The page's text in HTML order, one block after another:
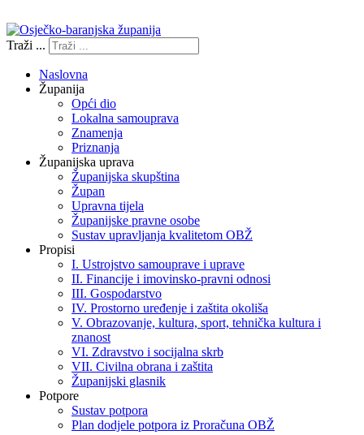
Traži ...
Naslovna
Županija
Opći dio
Lokalna samouprava
Znamenja
Priznanja
Županijska uprava
Županijska skupština
Župan
Upravna tijela
Županijske pravne osobe
Sustav upravljanja kvalitetom OBŽ
Propisi
I. Ustrojstvo samouprave i uprave
II. Financije i imovinsko-pravni odnosi
III. Gospodarstvo
IV. Prostorno uređenje i zaštita okoliša
V. Obrazovanje, kultura, sport, tehnička kultura i
znanost
VI. Zdravstvo i socijalna skrb
VII. Civilna obrana i zaštita
Županijski glasnik
Potpore
Sustav potpora
Plan dodjele potpora iz Proračuna OBŽ